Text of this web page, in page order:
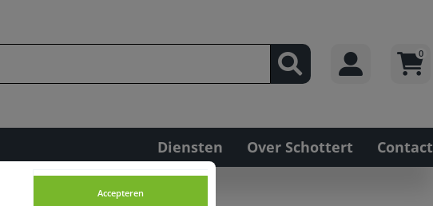
Accepteren
0
Diensten Over Schottert Contact